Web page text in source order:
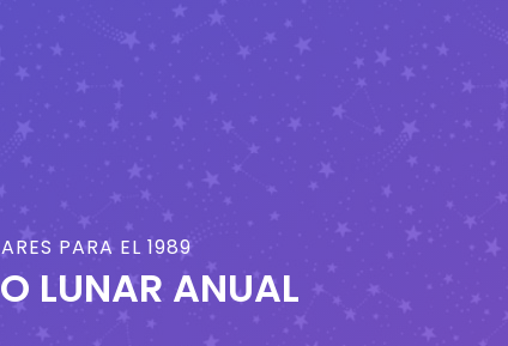
PARA EL 1989
LUNAR ANUAL